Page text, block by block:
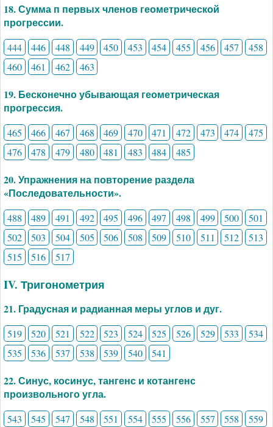
18. Сумма п первых членов геометрической
прогрессии.
444 446 448 449 450 453 454 455 456 457
458
460
461 462 463
19. Бесконечно убывающая геометрическая
прогрессия.
465 466 467 468 469 470 471 472 473 474
475
476
478 479 480 481 483 484 485
20. Упражнения на повторение раздела
«Последовательности».
488 489 491 492 495 496 497 498 499 500
501
502
503 504 505 506 508 509 510 511 512
513
515
516 517
IV. Тригонометрия
21. Градусная и радианная меры углов и дуг.
519 520 521 522 523 524 525 526 529 533
534
535
536 537 538 539 540 541
22. Синус, косинус, тангенс и котангенс
произвольного угла.
543 545 547 548 551 554 555 556 557 558
559